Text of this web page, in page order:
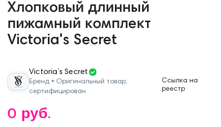
Хлопковый длинный
пижамный комплект
Victoria's Secret
Victoria’s Secret
Бренд • Оригинальный товар,
сертифицирован
Ссылка на
реестр
0 руб.